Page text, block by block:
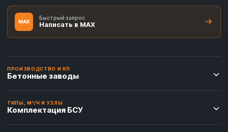
MAX
Быстрый запрос
Написать в MAX
ПРОИЗВОДСТВО И КП
Бетонные заводы
ТИПЫ, М³/Ч И УЗЛЫ
Комплектация БСУ